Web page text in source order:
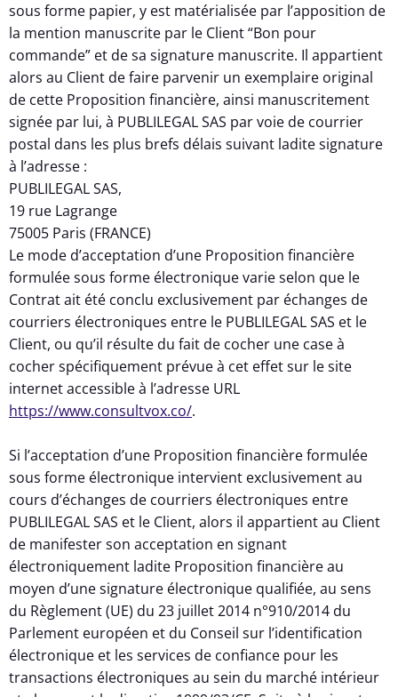
sous forme papier, y est matérialisée par l’apposition de
la mention manuscrite par le Client “Bon pour
commande” et de sa signature manuscrite. Il appartient
alors au Client de faire parvenir un exemplaire original
de cette Proposition financière, ainsi manuscritement
signée par lui, à PUBLILEGAL SAS par voie de courrier
postal dans les plus brefs délais suivant ladite signature
à l’adresse :
PUBLILEGAL SAS,
19 rue Lagrange
75005 Paris (FRANCE)
Le mode d’acceptation d’une Proposition financière
formulée sous forme électronique varie selon que le
Contrat ait été conclu exclusivement par échanges de
courriers électroniques entre le PUBLILEGAL SAS et le
Client, ou qu’il résulte du fait de cocher une case à
cocher spécifiquement prévue à cet effet sur le site
internet accessible à l’adresse URL
https://www.consultvox.co/.
Si l’acceptation d’une Proposition financière formulée
sous forme électronique intervient exclusivement au
cours d’échanges de courriers électroniques entre
PUBLILEGAL SAS et le Client, alors il appartient au Client
de manifester son acceptation en signant
électroniquement ladite Proposition financière au
moyen d’une signature électronique qualifiée, au sens
du Règlement (UE) du 23 juillet 2014 n°910/2014 du
Parlement européen et du Conseil sur l’identification
électronique et les services de confiance pour les
transactions électroniques au sein du marché intérieur